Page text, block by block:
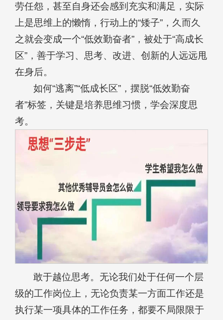
劳任怨，甚至自身还会感到充实和满足，实际
上是思维上的懒惰，行动上的“矮子”，久而久
之就会变成一个“低效勤奋者”，被处于“高成长
区”，善于学习、思考、改进、创新的人远远甩
在身后。
如何“逃离”“低成长区”，摆脱“低效勤奋
者”标签，关键是培养思维习惯，学会深度思
考。
敢于越位思考。无论我们处于任何一个层
级的工作岗位上，无论负责某一方面工作还是
执行某一项具体的工作任务，都要不局限限于